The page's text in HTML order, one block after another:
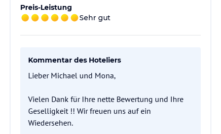
Preis-Leistung
Sehr gut
Kommentar des Hoteliers
Lieber Michael und Mona,
Vielen Dank für Ihre nette Bewertung und Ihre
Geselligkeit !! Wir freuen uns auf ein
Wiedersehen.